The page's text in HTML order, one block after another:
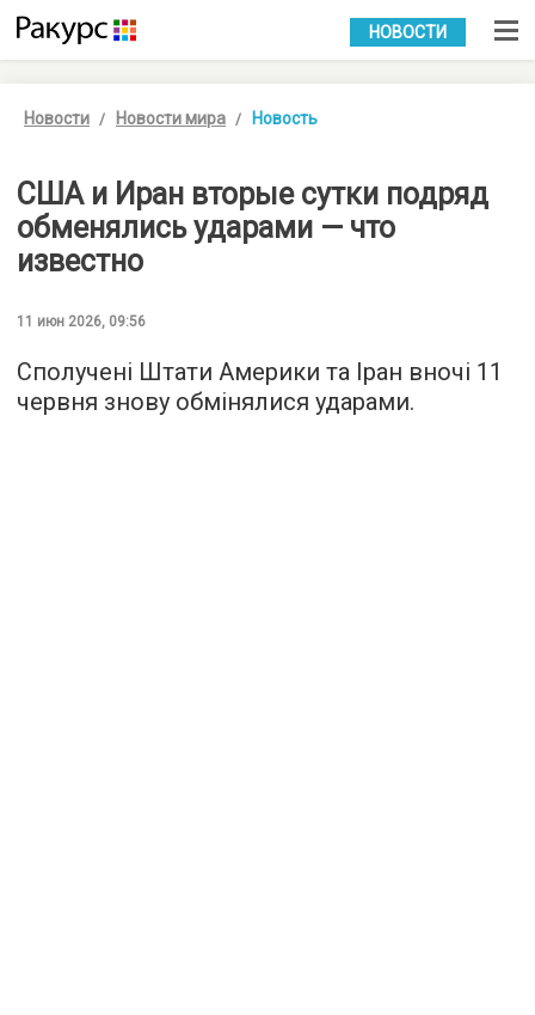
УКР РУС
НОВОСТИ
Новости Новости мира Новость
США и Иран вторые сутки подряд
обменялись ударами — что
известно
11 июн 2026, 09:56
Сполучені Штати Америки та Іран вночі 11
червня знову обмінялися ударами.